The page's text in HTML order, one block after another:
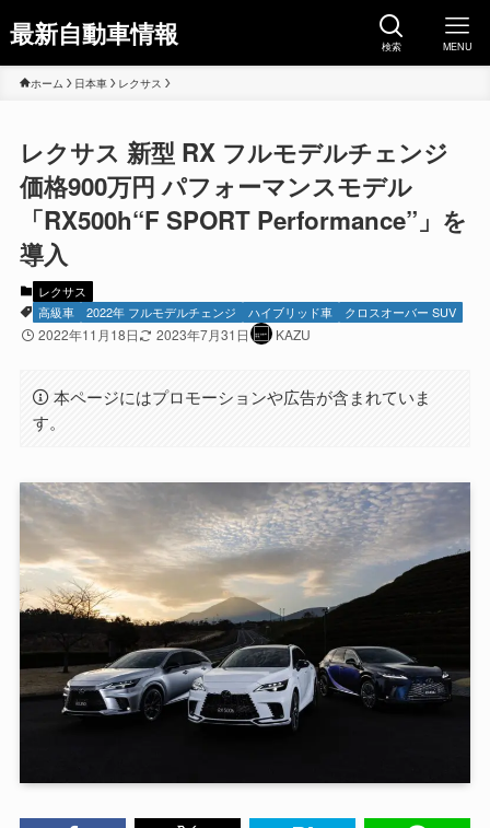
最新自動車情報 検索 MENU
ホーム 日本車 レクサス
レクサス 新型 RX フルモデルチェンジ
価格900万円 パフォーマンスモデル
「RX500h“F SPORT Performance”」を
導入
レクサス
高級車
2022年 フルモデルチェンジ ハイブリッド車 クロスオーバー SUV
2022年11月18日 2023年7月31日 KAZU
本ページにはプロモーションや広告が含まれていま
す。